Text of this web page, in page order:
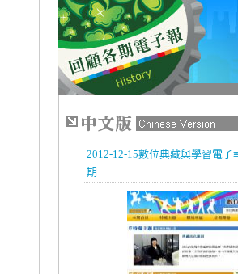
2012-12-15數位典藏與學習電
期